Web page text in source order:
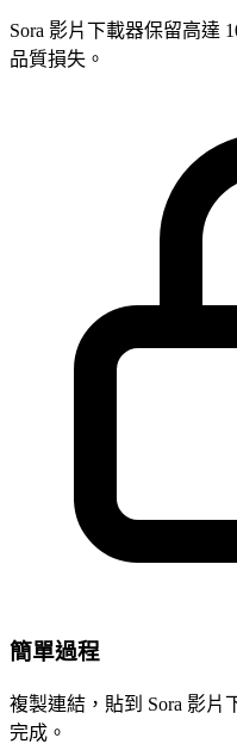
Sora 影片下載器保留高達
品質損失。
簡單過程
複製連結，貼到 Sora 影片
完成。